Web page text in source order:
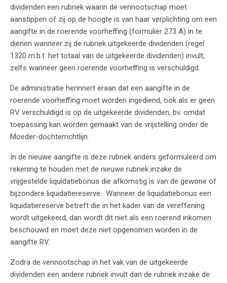
dividenden een rubriek waarin de vennootschap moet
aanstippen of zij op de hoogte is van haar verplichting om een
aangifte in de roerende voorheffing (formulier 273 A) in te
dienen wanneer zij de rubriek uitgekeerde dividenden (regel
1320 m.b.t. het totaal van de uitgekeerde dividenden) invult,
zelfs wanneer geen roerende voorheffing is verschuldigd.
De administratie herinnert eraan dat een aangifte in de
roerende voorheffing moet worden ingediend, ook als er geen
RV verschuldigd is op de uitgekeerde dividenden, bv. omdat
toepassing kan worden gemaakt van de vrijstelling onder de
Moeder-dochterrichtlijn.
In de nieuwe aangifte is deze rubriek anders geformuleerd om
rekening te houden met de nieuwe rubriek inzake de
vrijgestelde liquidatiebonus die afkomstig is van de gewone of
bijzondere liquidatiereserve. Wanneer de liquidatiebonus een
liquidatiereserve betreft die in het kader van de vereffening
wordt uitgekeerd, dan wordt dit niet als een roerend inkomen
beschouwd en moet deze niet opgenomen worden in de
aangifte RV.
Zodra de vennootschap in het vak van de uitgekeerde
dividenden een andere rubriek invult dan de rubriek inzake de